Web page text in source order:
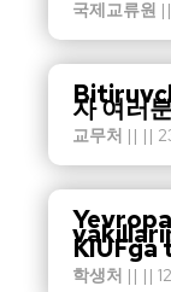
국제교류원
자 여러
교무처 || ||
학생처 || ||